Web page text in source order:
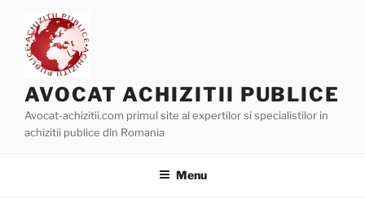
content
AVOCAT ACHIZITII PUBLICE
Avocat-achizitii.com primul site al expertilor si specialistilor in
achizitii publice din Romania
Menu